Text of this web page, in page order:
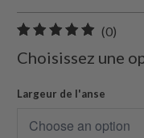
(0)
Choisissez une
Largeur de l'anse